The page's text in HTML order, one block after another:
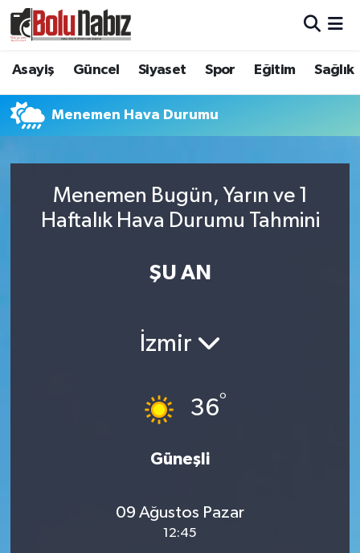
Asayiş Güncel Siyaset Spor Eğitim Sağlık
Menemen Hava Durumu
Menemen Bugün, Yarın ve 1
Haftalık Hava Durumu Tahmini
ŞU AN
İzmir
36°
Güneşli
09 Ağustos Pazar
12:45
Bolu Trafik Yoğunluk Haritası
Süper Lig Puan Durumu ve Fikstür